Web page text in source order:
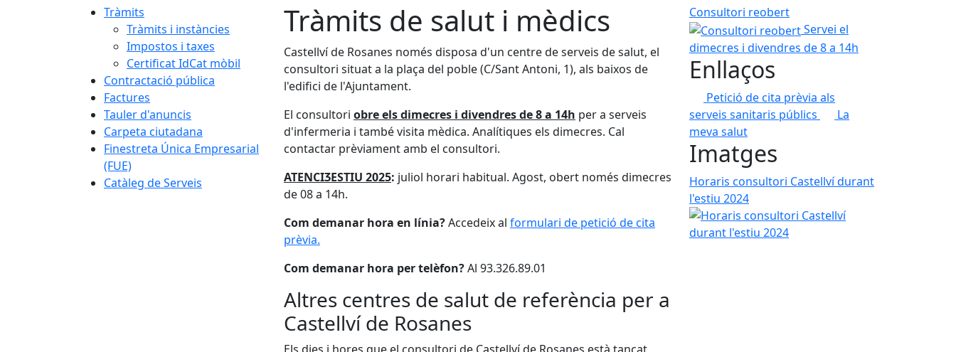
Tràmits
Tràmits i instàncies
Impostos i taxes
Certificat IdCat mòbil
Contractació pública
Factures
Tauler d'anuncis
Carpeta ciutadana
Finestreta Única Empresarial
(FUE)
Catàleg de Serveis
Tràmits de salut i mèdics
Castellví de Rosanes només disposa d'un centre de serveis de salut, el
consultori situat a la plaça del poble (C/Sant Antoni, 1), als baixos de
l'edifici de l'Ajuntament.
El consultori obre els dimecres i divendres de 8 a 14h per a serveis
d'infermeria i també visita mèdica. Analítiques els dimecres. Cal
contactar prèviament amb el consultori.
ATENCIӠESTIU 2025: juliol horari habitual. Agost, obert només dimecres
de 08 a 14h.
Com demanar hora en línia?Accedeix al formulari de petició de cita
prèvia.
Com demanar hora per telèfon?Al 93.326.89.01
Altres centres de salut de referència per a
Castellví de Rosanes
Consultori reobert
Servei el
dimecres i divendres de 8 a 14h
Enllaços
Petició de cita prèvia als
serveis sanitaris públics
La
meva salut
Imatges
Horaris consultori Castellví durant
l'estiu 2024